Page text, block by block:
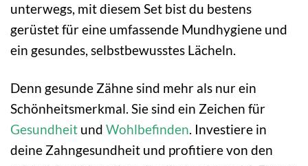
unterwegs, mit diesem Set bist du bestens
gerüstet für eine umfassende Mundhygiene und
ein gesundes, selbstbewusstes Lächeln.
Denn gesunde Zähne sind mehr als nur ein
Schönheitsmerkmal. Sie sind ein Zeichen für
Gesundheit und Wohlbefinden. Investiere in
deine Zahngesundheit und profitiere von den